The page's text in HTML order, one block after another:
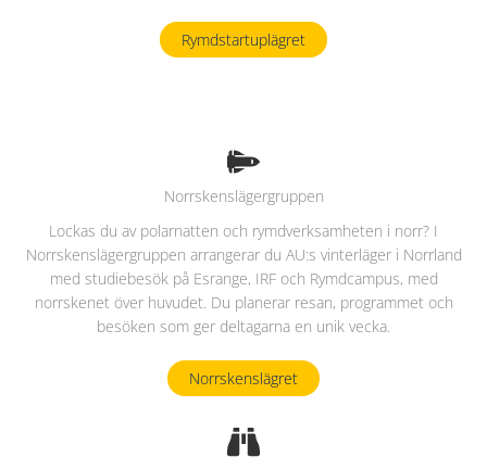
Rymdstartuplägret
Norrskenslägergruppen
Lockas du av polarnatten och rymdverksamheten i norr? I
Norrskenslägergruppen arrangerar du AU:s vinterläger i Norrland
med studiebesök på Esrange, IRF och Rymdcampus, med
norrskenet över huvudet. Du planerar resan, programmet och
besöken som ger deltagarna en unik vecka.
Norrskenslägret